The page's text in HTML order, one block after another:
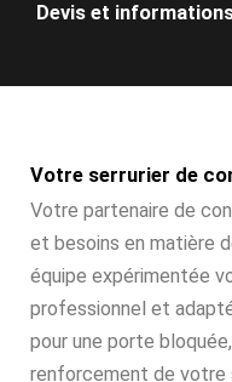
Devis et
Votre serrurier de
Votre partenaire de
et besoins en matière
équipe expérimentée
professionnel et
pour une porte
renforcement de votre